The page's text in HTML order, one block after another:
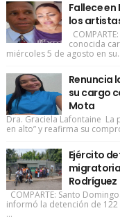
Fallece
los
conocida
miércoles 5 de agosto en
Renuncia
su cargo
Mota
Dra. Graciela Lafontaine La
en alto” y reafirma su
Ejército
Rodríguez
COMPARTE: Santo
informó la detención de
...